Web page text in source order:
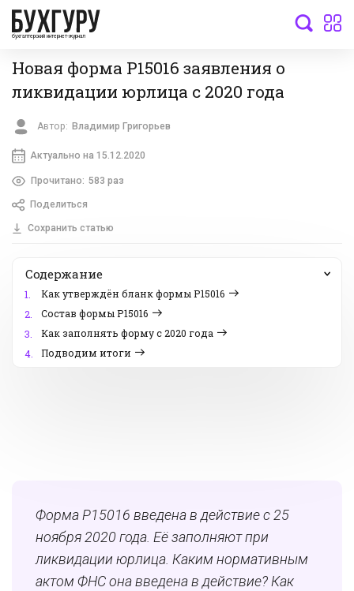
бухгалтерский интернет-журнал
Новая форма Р15016 заявления о
ликвидации юрлица с 2020 года
Автор: Владимир Григорьев
Актуально на 15.12.2020
Прочитано: 583 раз
Поделиться
Сохранить статью
Содержание
1.
Как утверждён бланк формы Р15016
2.
Состав формы Р15016
3.
Как заполнять форму с 2020 года
4.
Подводим итоги
Форма Р15016 введена в действие с 25
ноября 2020 года. Её заполняют при
ликвидации юрлица. Каким нормативным
актом ФНС она введена в действие? Как